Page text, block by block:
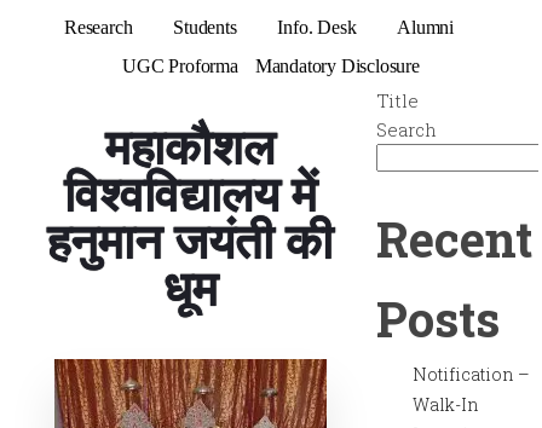
Research
Students Info. Desk
Alumni
UGC Proforma
Mandatory Disclosure
महाकौशल
विश्वविद्यालय में
हनुमान जयंती की
धूम
Title
Search
Recent
Posts
Notification –
Walk-In